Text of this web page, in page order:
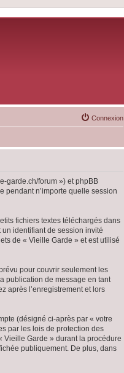
Connexion
garde.ch/forum ») et phpBB
pendant n’importe quelle session
fichiers textes téléchargés dans
identifiant de session invité
de « Vieille Garde » et est utilisé
pour couvrir seulement les
publication de message en tant
après l’enregistrement et lors
(désigné ci-après par « votre
par les lois de protection des
Vieille Garde » durant la procédure
publiquement. De plus, dans